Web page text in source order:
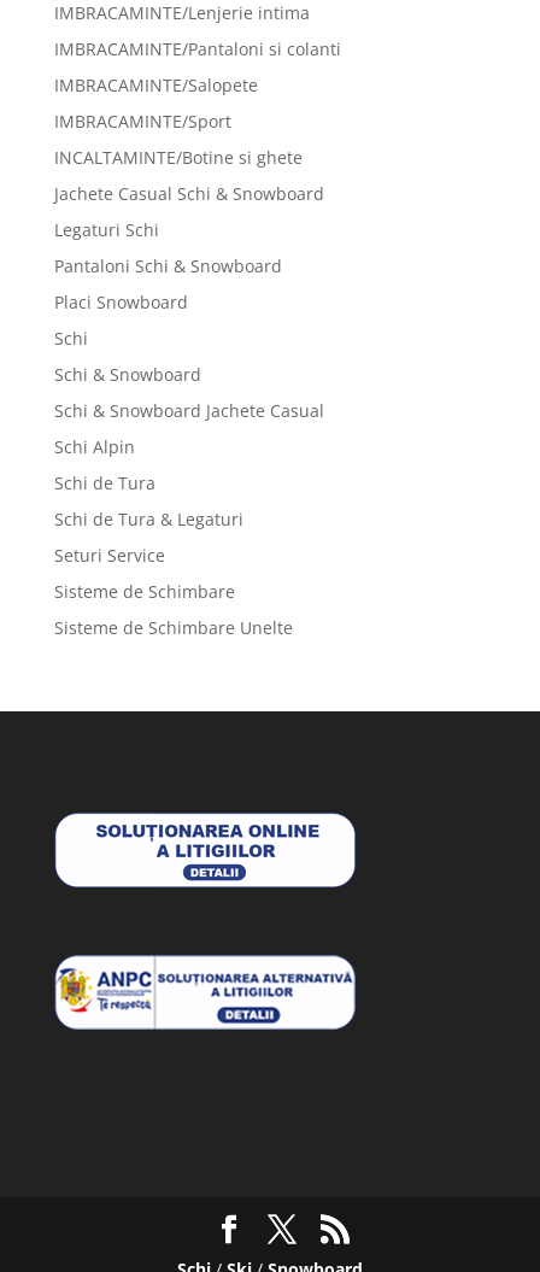
IMBRACAMINTE/Lenjerie intima
IMBRACAMINTE/Pantaloni si colanti
IMBRACAMINTE/Salopete
IMBRACAMINTE/Sport
INCALTAMINTE/Botine si ghete
Jachete Casual Schi & Snowboard
Legaturi Schi
Pantaloni Schi & Snowboard
Placi Snowboard
Schi
Schi & Snowboard
Schi & Snowboard Jachete Casual
Schi Alpin
Schi de Tura
Schi de Tura & Legaturi
Seturi Service
Sisteme de Schimbare
Sisteme de Schimbare Unelte